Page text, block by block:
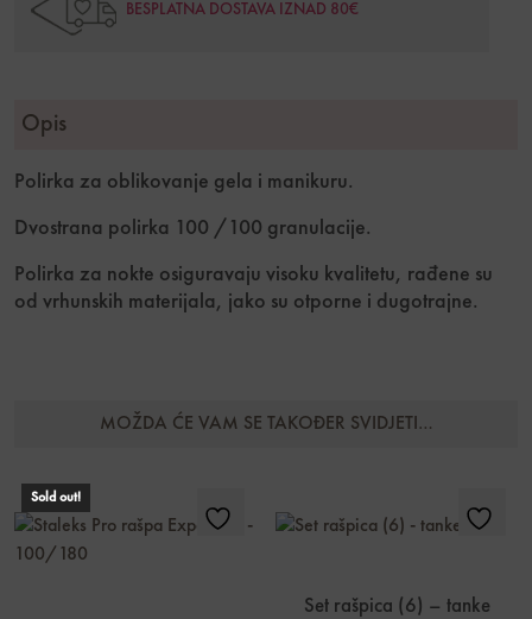
BESPLATNA DOSTAVA IZNAD 80€
Opis
Polirka za oblikovanje gela i manikuru.
Dvostrana polirka 100 /100 granulacije.
Polirka za nokte osiguravaju visoku kvalitetu, rađene su
od vrhunskih materijala, jako su otporne i dugotrajne.
MOŽDA ĆE VAM SE TAKOĐER SVIDJETI…
Sold out!
Set rašpica (6) – tanke